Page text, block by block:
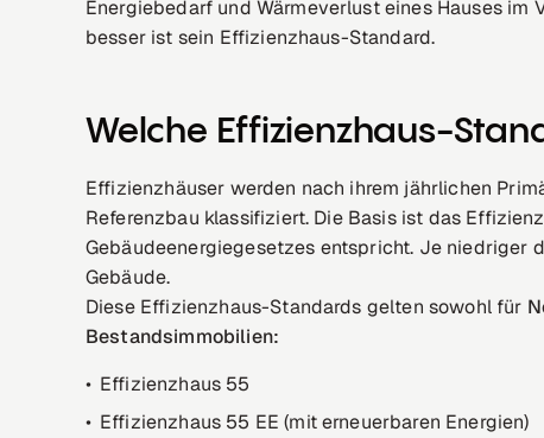
Energiebedarf und Wärmeverlust eines Hauses
besser ist sein Effizienzhaus-Standard.
Welche Effizienzhaus-
Effizienzhäuser werden nach ihrem jährlichen
Referenzbau klassifiziert. Die Basis ist das
Gebäudeenergiegesetzes entspricht. Je niedriger
Gebäude.
Diese Effizienzhaus-Standards gelten sowohl für
Bestandsimmobilien:
Effizienzhaus 55
Effizienzhaus 55 EE (mit erneuerbaren Energien)